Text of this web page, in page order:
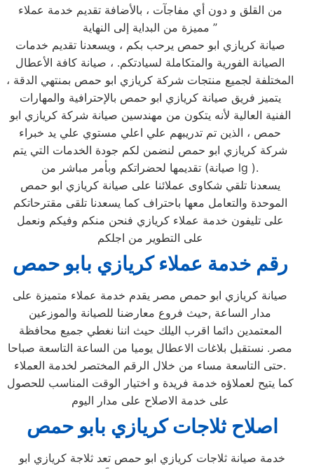
من القلق و دون أي مفاجآت ، بالأضافة تقديم خدمة عملاء
مميزة من البداية إلى النهاية ”
صيانة كريازي ابو حمص يرحب بكم ، ويسعدنا تقديم خدمات
الصيانة الفورية والمتكاملة لسيادتكم. ، صيانة كافة الأعطال
المختلفة لجميع منتجات شركة كريازي ابو حمص بمنتهي الدقة ،
يتميز فريق صيانة كريازي ابو حمص بالإحترافية والمهارات
الفنية العالية لأنه يتكون من مهندسين صيانة شركة كريازي ابو
حمص ، الذين تم تدريبهم علي اعلي مستوي علي يد خبراء
شركة كريازي ابو حمص لنضمن لكم جودة الخدمات التي يتم
تقديمها لحضراتكم وبأمر مباشر من (صيانة lg ).
يسعدنا تلقي شكاوى عملائنا على صيانة كريازي ابو حمص
الموحدة والتعامل معها باحتراف كما يسعدنا تلقى مقترحاتكم
على تليفون خدمة عملاء كريازي فنحن منكم وفيكم ونعمل
على التطوير من اجلكم
رقم خدمة عملاء كريازي بابو حمص
صيانة كريازي ابو حمص مصر يقدم خدمة عملاء متميزة على
مدار الساعة ,حيث فروع معارضنا للصيانة والموزعين
المعتمدين دائما اقرب اليلك حيث اننا نغطي جميع محافظة
مصر. نستقبل بلاغات الاعطال يوميا من الساعة التاسعة صباحا
حتى التاسعة مساء من خلال الرقم المختصر لخدمة العملاء.
كما يتيح لعملاؤه خدمة فريدة و اختيار الوقت المناسب للحصول
على خدمة الاصلاح على مدار اليوم
اصلاح ثلاجات كريازي بابو حمص